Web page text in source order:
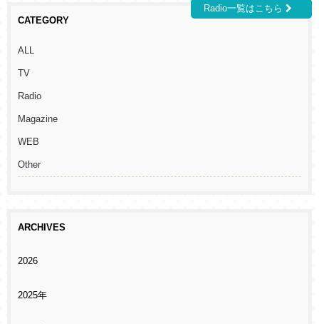
Radio一覧はこちら
CATEGORY
ALL
TV
Radio
Magazine
WEB
Other
ARCHIVES
2026
2025年